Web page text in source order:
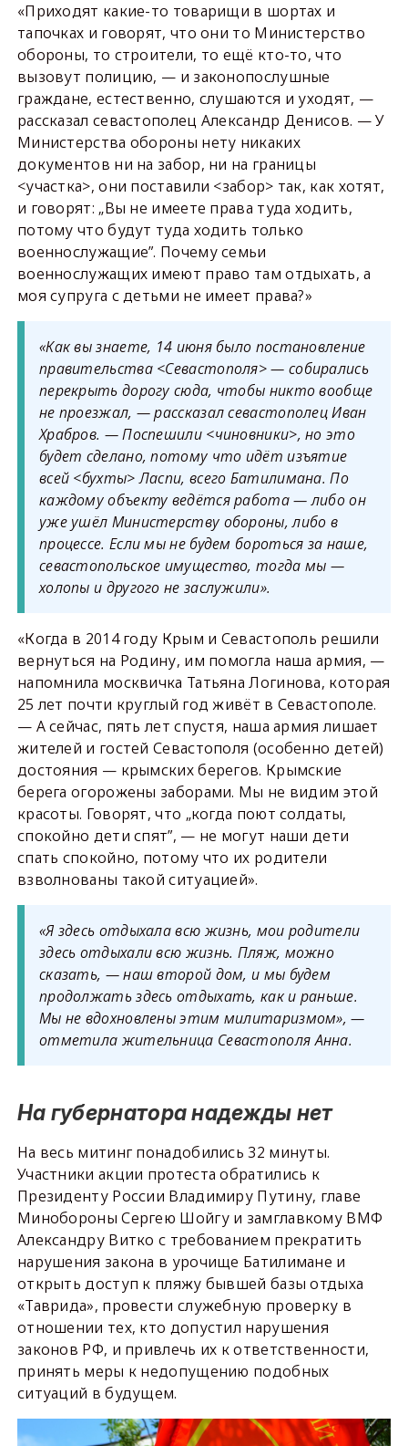
«Приходят какие-то товарищи в шортах и
тапочках и говорят, что они то Министерство
обороны, то строители, то ещё кто-то, что
вызовут полицию, — и законопослушные
граждане, естественно, слушаются и уходят, —
рассказал севастополец Александр Денисов. — У
Министерства обороны нету никаких
документов ни на забор, ни на границы
<участка>, они поставили <забор> так, как хотят,
и говорят: „Вы не имеете права туда ходить,
потому что будут туда ходить только
военнослужащие”. Почему семьи
военнослужащих имеют право там отдыхать, а
моя супруга с детьми не имеет права?»
«Как вы знаете, 14 июня было постановление
правительства <Севастополя> — собирались
перекрыть дорогу сюда, чтобы никто вообще
не проезжал, — рассказал севастополец Иван
Храбров. — Поспешили <чиновники>, но это
будет сделано, потому что идёт изъятие
всей <бухты> Ласпи, всего Батилимана. По
каждому объекту ведётся работа — либо он
уже ушёл Министерству обороны, либо в
процессе. Если мы не будем бороться за наше,
севастопольское имущество, тогда мы —
холопы и другого не заслужили».
«Когда в 2014 году Крым и Севастополь решили
вернуться на Родину, им помогла наша армия, —
напомнила москвичка Татьяна Логинова, которая
25 лет почти круглый год живёт в Севастополе.
— А сейчас, пять лет спустя, наша армия лишает
жителей и гостей Севастополя (особенно детей)
достояния — крымских берегов. Крымские
берега огорожены заборами. Мы не видим этой
красоты. Говорят, что „когда поют солдаты,
спокойно дети спят”, — не могут наши дети
спать спокойно, потому что их родители
взволнованы такой ситуацией».
«Я здесь отдыхала всю жизнь, мои родители
здесь отдыхали всю жизнь. Пляж, можно
сказать, — наш второй дом, и мы будем
продолжать здесь отдыхать, как и раньше.
Мы не вдохновлены этим милитаризмом», —
отметила жительница Севастополя Анна.
На губернатора надежды нет
На весь митинг понадобились 32 минуты.
Участники акции протеста обратились к
Президенту России Владимиру Путину, главе
Минобороны Сергею Шойгу и замглавкому ВМФ
Александру Витко с требованием прекратить
нарушения закона в урочище Батилимане и
открыть доступ к пляжу бывшей базы отдыха
«Таврида», провести служебную проверку в
отношении тех, кто допустил нарушения
законов РФ, и привлечь их к ответственности,
принять меры к недопущению подобных
ситуаций в будущем.